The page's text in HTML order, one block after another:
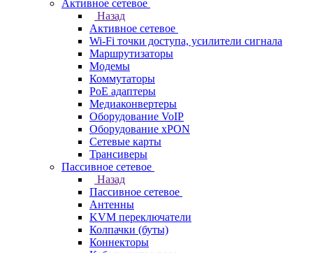
Активное сетевое
Назад
Активное сетевое
Wi-Fi точки доступа, усилители сигнала
Маршрутизаторы
Модемы
Коммутаторы
PoE адаптеры
Медиаконвертеры
Оборудование VoIP
Оборудование xPON
Сетевые карты
Трансиверы
Пассивное сетевое
Назад
Пассивное сетевое
Антенны
KVM переключатели
Колпачки (буты)
Коннекторы